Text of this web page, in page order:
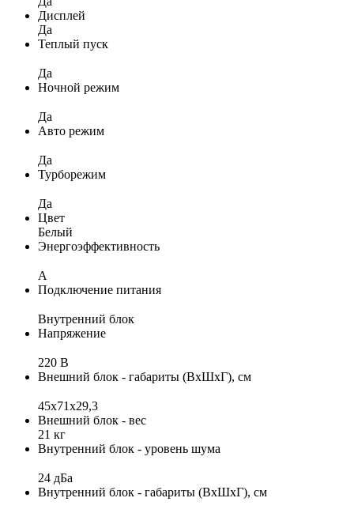
Дисплей
Да
Теплый пуск
Да
Ночной режим
Да
Авто режим
Да
Турборежим
Да
Цвет
Белый
Энергоэффективность
A
Подключение питания
Внутренний блок
Напряжение
220 В
Внешний блок - габариты (ВхШхГ), см
45x71x29,3
Внешний блок - вес
21 кг
Внутренний блок - уровень шума
24 дБа
Внутренний блок - габариты (ВхШхГ), см